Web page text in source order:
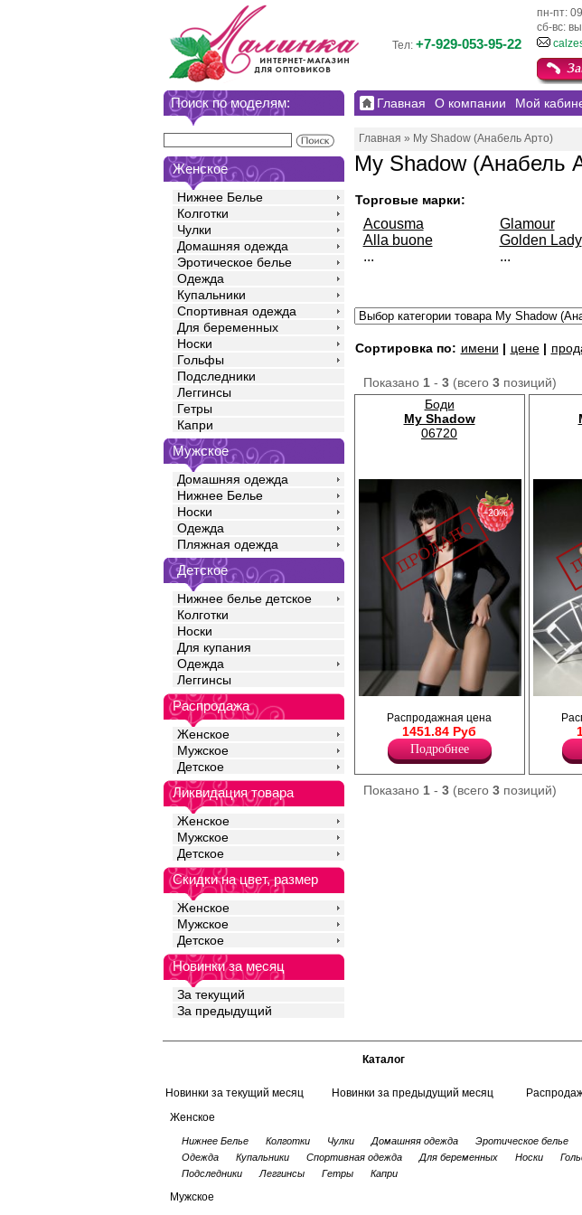
пн-пт:
сб-вс:
Тел: +7-929-053-95-22
Поиск по моделям:
Женское
Нижнее Белье
Колготки
Чулки
Домашняя одежда
Эротическое белье
Одежда
Купальники
Спортивная одежда
Для беременных
Носки
Гольфы
Подследники
Леггинсы
Гетры
Капри
Мужское
Домашняя одежда
Нижнее Белье
Носки
Одежда
Пляжная одежда
Детское
Нижнее белье детское
Колготки
Носки
Для купания
Одежда
Леггинсы
Распродажа
Женское
Мужское
Детское
Ликвидация товара
Женское
Мужское
Детское
Скидки на цвет, размер
Женское
Мужское
Детское
Новинки за месяц
За текущий
За предыдущий
Главная О компании Мой
Главная » My Shadow (Анабель Арто)
My Shadow (Анабель
Торговые марки:
Acousma
Alla buone
...
Glamour
Golden Lady
...
Сортировка по: имени | цене|
Показано 1- 3(всего 3позиций)
Боди
My Shadow
06720
wet look.
Полиэстер 100%
−20%
Распродажная цена
1451.84 Руб
Подробнее
топа и трусиков, с
молнией, модель из
Полиэстер 100%
Показано 1- 3(всего 3позиций)
Каталог
Новинки за текущий месяц Новинки за предыдущий месяц
Женское
Нижнее Белье Колготки Чулки Домашняя одежда
Эротическое белье
Одежда
Купальники Спортивная одежда Для беременных Носки
Подследники
Леггинсы Гетры Капри
Мужское